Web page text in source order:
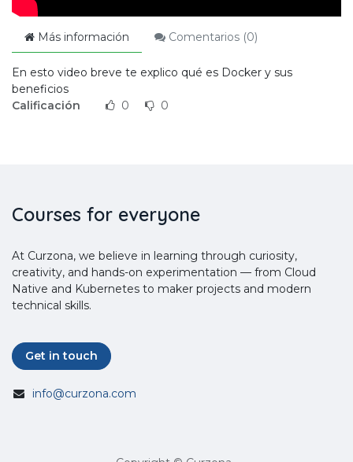
Más información Comentarios (0)
En esto video breve te explico qué es Docker y sus
beneficios
Calificación
0 0
Courses for everyone
At Curzona, we believe in learning through curiosity,
creativity, and hands-on experimentation — from Cloud
Native and Kubernetes to maker projects and modern
technical skills.
Get in touch
info@curzona.com